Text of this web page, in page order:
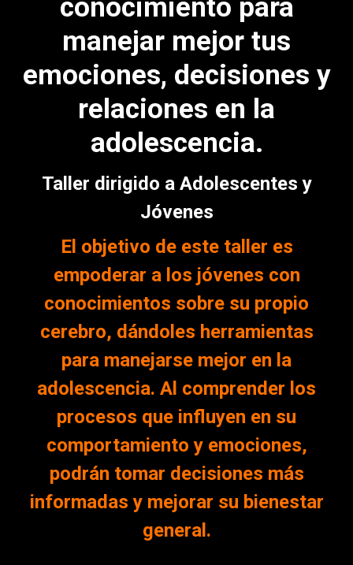
conocimiento para
manejar mejor tus
emociones, decisiones y
relaciones en la
adolescencia.
Taller dirigido a Adolescentes y
Jóvenes
El objetivo de este taller es
empoderar a los jóvenes con
conocimientos sobre su propio
cerebro, dándoles herramientas
para manejarse mejor en la
adolescencia. Al comprender los
procesos que influyen en su
comportamiento y emociones,
podrán tomar decisiones más
informadas y mejorar su bienestar
general.